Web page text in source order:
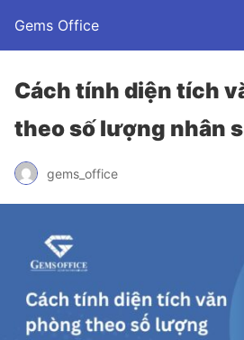
Gems Office
Cách tính diện tích
theo số lượng nhân
gems_office